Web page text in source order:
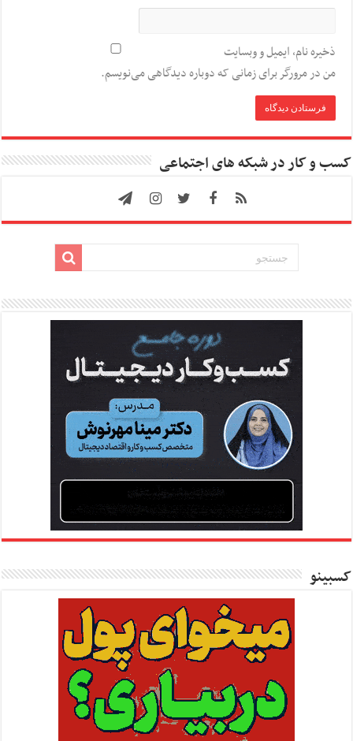
ذخیره نام، ایمیل و وبسایت
من در مرورگر برای زمانی که دوباره دیدگاهی می‌نویسم.
کسب و کار در شبکه های اجتماعی
کسبینو